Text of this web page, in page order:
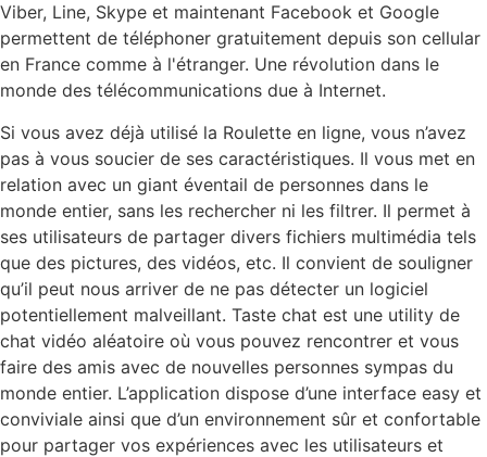
Viber, Line, Skype et maintenant Facebook et Google
permettent de téléphoner gratuitement depuis son cellular
en France comme à l'étranger. Une révolution dans le
monde des télécommunications due à Internet.
Si vous avez déjà utilisé la Roulette en ligne, vous n’avez
pas à vous soucier de ses caractéristiques. Il vous met en
relation avec un giant éventail de personnes dans le
monde entier, sans les rechercher ni les filtrer. Il permet à
ses utilisateurs de partager divers fichiers multimédia tels
que des pictures, des vidéos, etc. Il convient de souligner
qu’il peut nous arriver de ne pas détecter un logiciel
potentiellement malveillant. Taste chat est une utility de
chat vidéo aléatoire où vous pouvez rencontrer et vous
faire des amis avec de nouvelles personnes sympas du
monde entier. L’application dispose d’une interface easy et
conviviale ainsi que d’un environnement sûr et confortable
pour partager vos expériences avec les utilisateurs et